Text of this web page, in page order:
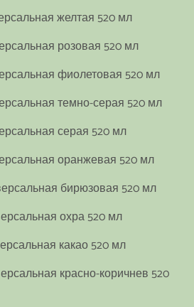
желтая 520 мл
розовая 520 мл
фиолетовая 520 мл
темно-серая 520 мл
серая 520 мл
оранжевая 520 мл
бирюзовая 520 мл
охра 520 мл
какао 520 мл
красно-коричнев 520